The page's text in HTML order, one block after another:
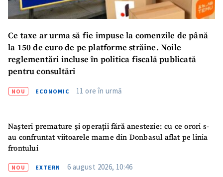
Ce taxe ar urma să fie impuse la comenzile de până
la 150 de euro de pe platforme străine. Noile
reglementări incluse în politica fiscală publicată
pentru consultări
NOU ECONOMIC 11 ore în urmă
Nașteri premature și operații fără anestezie: cu ce orori s-
au confruntat viitoarele mame din Donbasul aflat pe linia
frontului
NOU EXTERN 6 august 2026, 10:46